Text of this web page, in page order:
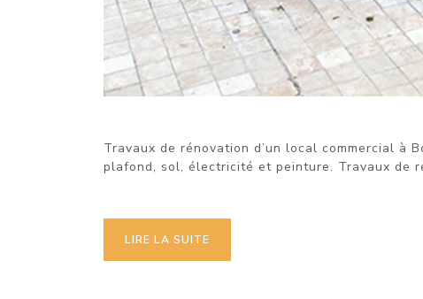
Travaux de rénovation d’un local commercial à
plafond, sol, électricité et peinture. Travaux de
LIRE LA SUITE